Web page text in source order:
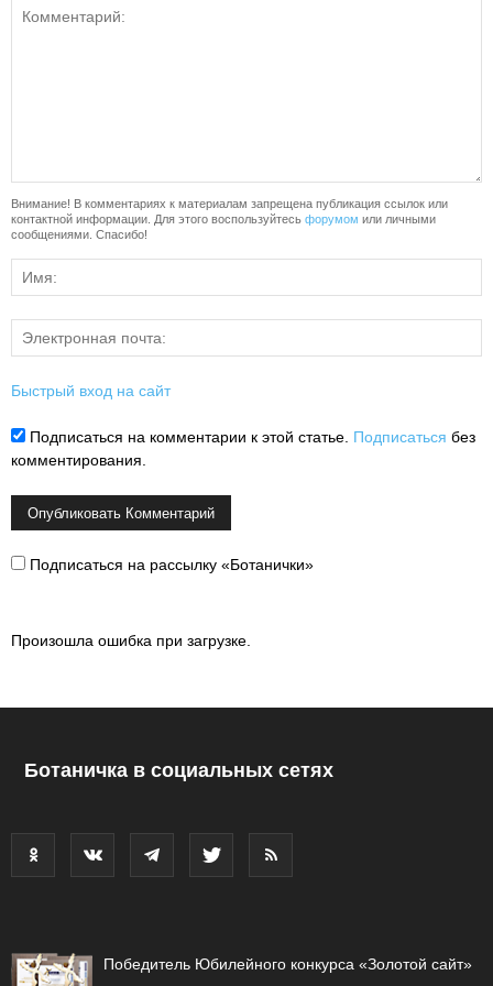
Внимание! В комментариях к материалам запрещена публикация ссылок или
контактной информации. Для этого воспользуйтесь форумом или личными
сообщениями. Спасибо!
Быстрый вход на сайт
Подписаться на комментарии к этой статье. Подписаться без
комментирования.
Подписаться на рассылку «Ботанички»
Произошла ошибка при загрузке.
Ботаничка в социальных сетях
Победитель Юбилейного конкурса «Золотой сайт»